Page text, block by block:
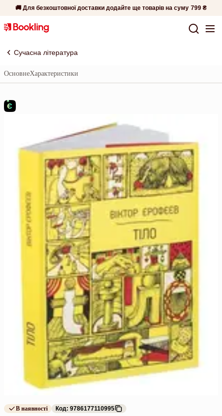
🚚 Для безкоштовної доставки додайте ще товарів на суму 799 ₴
Сучасна література
ОсновнеХарактеристики
В наявності Код: 9786177110995